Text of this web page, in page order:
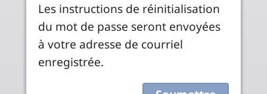
Les instructions de réinitialisation
du mot de passe seront envoyées
à votre adresse de courriel
enregistrée.